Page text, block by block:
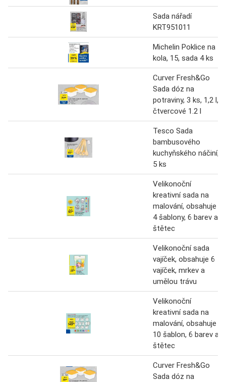
Sada nářadí
KRT951011
Michelin Poklice na
kola, 15, sada 4 ks
Curver Fresh&Go
Sada dóz na
potraviny, 3 ks, 1,2 l,
čtvercové 1.2 l
Tesco Sada
bambusového
kuchyňského náčiní,
5 ks
Velikonoční
kreativní sada na
malování, obsahuje
4 šablony, 6 barev a
štětec
Velikonoční sada
vajíček, obsahuje 6
vajíček, mrkev a
umělou trávu
Velikonoční
kreativní sada na
malování, obsahuje
10 šablon, 6 barev a
štětec
Curver Fresh&Go
Sada dóz na